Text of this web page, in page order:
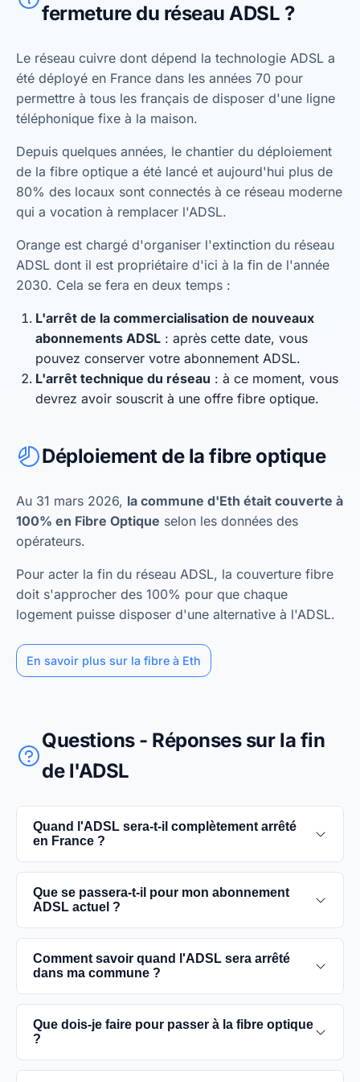
fermeture du réseau ADSL ?
Le réseau cuivre dont dépend la technologie ADSL a
été déployé en France dans les années 70 pour
permettre à tous les français de disposer d'une ligne
téléphonique fixe à la maison.
Depuis quelques années, le chantier du déploiement
de la fibre optique a été lancé et aujourd'hui plus de
80% des locaux sont connectés à ce réseau moderne
qui a vocation à remplacer l'ADSL.
Orange est chargé d'organiser l'extinction du réseau
ADSL dont il est propriétaire d'ici à la fin de l'année
2030. Cela se fera en deux temps :
L'arrêt de la commercialisation de nouveaux
abonnements ADSL : après cette date, vous
pouvez conserver votre abonnement ADSL.
L'arrêt technique du réseau : à ce moment, vous
devrez avoir souscrit à une offre fibre optique.
Déploiement de la fibre optique
Au 31 mars 2026, la commune d'Eth était couverte à
100% en Fibre Optique selon les données des
opérateurs.
Pour acter la fin du réseau ADSL, la couverture fibre
doit s'approcher des 100% pour que chaque
logement puisse disposer d'une alternative à l'ADSL.
En savoir plus sur la fibre à Eth
Questions - Réponses sur la fin
de l'ADSL
Quand l'ADSL sera-t-il complètement arrêté
en France ?
L'extinction complète du réseau ADSL est prévue
pour 2030. D'ici là, les utilisateurs sont
optique, plus rapides et fiables.
Que se passera-t-il pour mon abonnement
ADSL actuel ?
Vous pouvez continuer à utiliser votre
abonnement ADSL jusqu'à la date de fermeture du
conseillé de passer à la fibre optique dès que
possible pour une meilleure qualité de service.
Comment savoir quand l'ADSL sera arrêté
dans ma commune ?
Les dates précises de fermeture de l'ADSL varient
selon les communes. Vous pouvez trouver ces
commune spécifique.
Que dois-je faire pour passer à la fibre optique
?